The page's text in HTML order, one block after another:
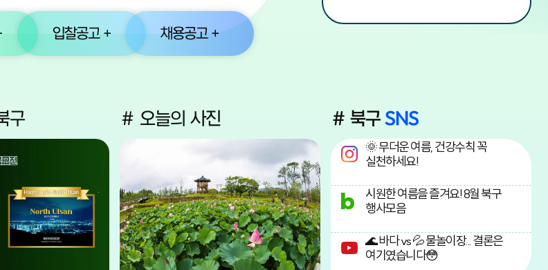
입찰공고 + 채용공고 +
구 # 오늘의 사진 # 북구 SNS
🌞 무더운 여름, 건강수칙 꼭
실천하세요!
시원한 여름을 즐겨요! 8월 북구
행사모음
🌊 바다 vs 💦 물놀이장... 결론은
여기였습니다😳